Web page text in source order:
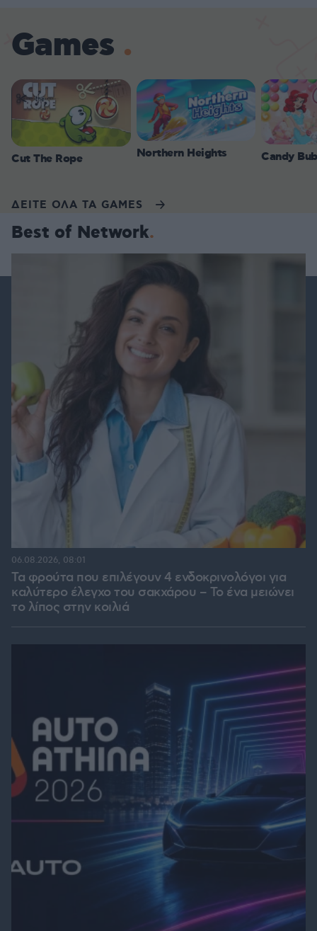
Games
Cut The Rope Northern Heights Candy
ΔΕΙΤΕ ΟΛΑ ΤΑ GAMES
Best of Network
Τα φρούτα που επιλέγουν 4 ενδοκρινολόγοι για
καλύτερο έλεγχο του σακχάρου – Το ένα μειώνει
το λίπος στην κοιλιά
06.08.2026, 08:01